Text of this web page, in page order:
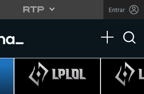
Entrar
Toggle